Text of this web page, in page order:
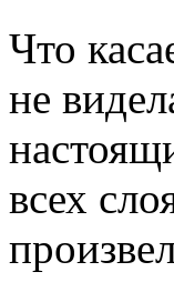
Что
не
всех